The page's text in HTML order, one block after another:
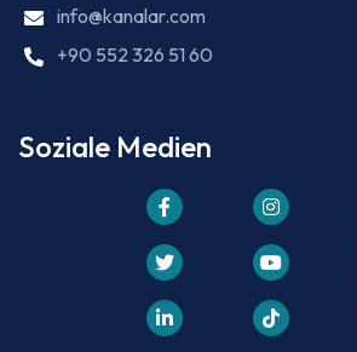
info@kanalar.com
+90 552 326 51 60
Soziale Medien